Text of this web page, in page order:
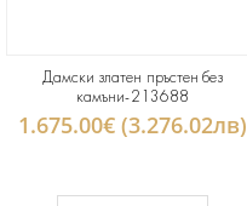
Дамски златен пръстен без
камъни-213688
1.675.00€ (3.276.02лв)